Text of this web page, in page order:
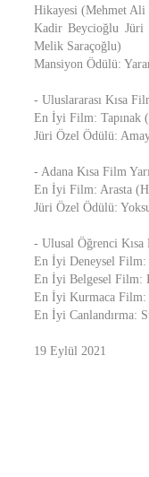
Hikayesi (Mehmet Ali
Kadir Beycioğlu Jüri
Melik Saraçoğlu)
Mansiyon Ödülü:
- Uluslararası Kısa
En İyi Film: Tapınak
Jüri Özel Ödülü:
- Adana Kısa Film
En İyi Film: Arasta
Jüri Özel Ödülü:
- Ulusal Öğrenci Kısa
En İyi Deneysel Film:
En İyi Belgesel Film:
En İyi Kurmaca Film:
En İyi Canlandırma:
19 Eylül 2021